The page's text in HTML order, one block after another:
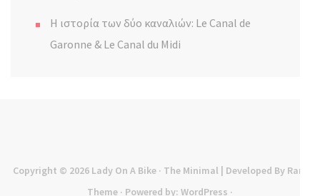
Η ιστορία των δύο καναλιών: Le Canal de
Garonne & Le Canal du Midi
Copyright © 2026 Lady On A Bike· The Minimal | Developed By Rara
Theme · Powered by: WordPress ·